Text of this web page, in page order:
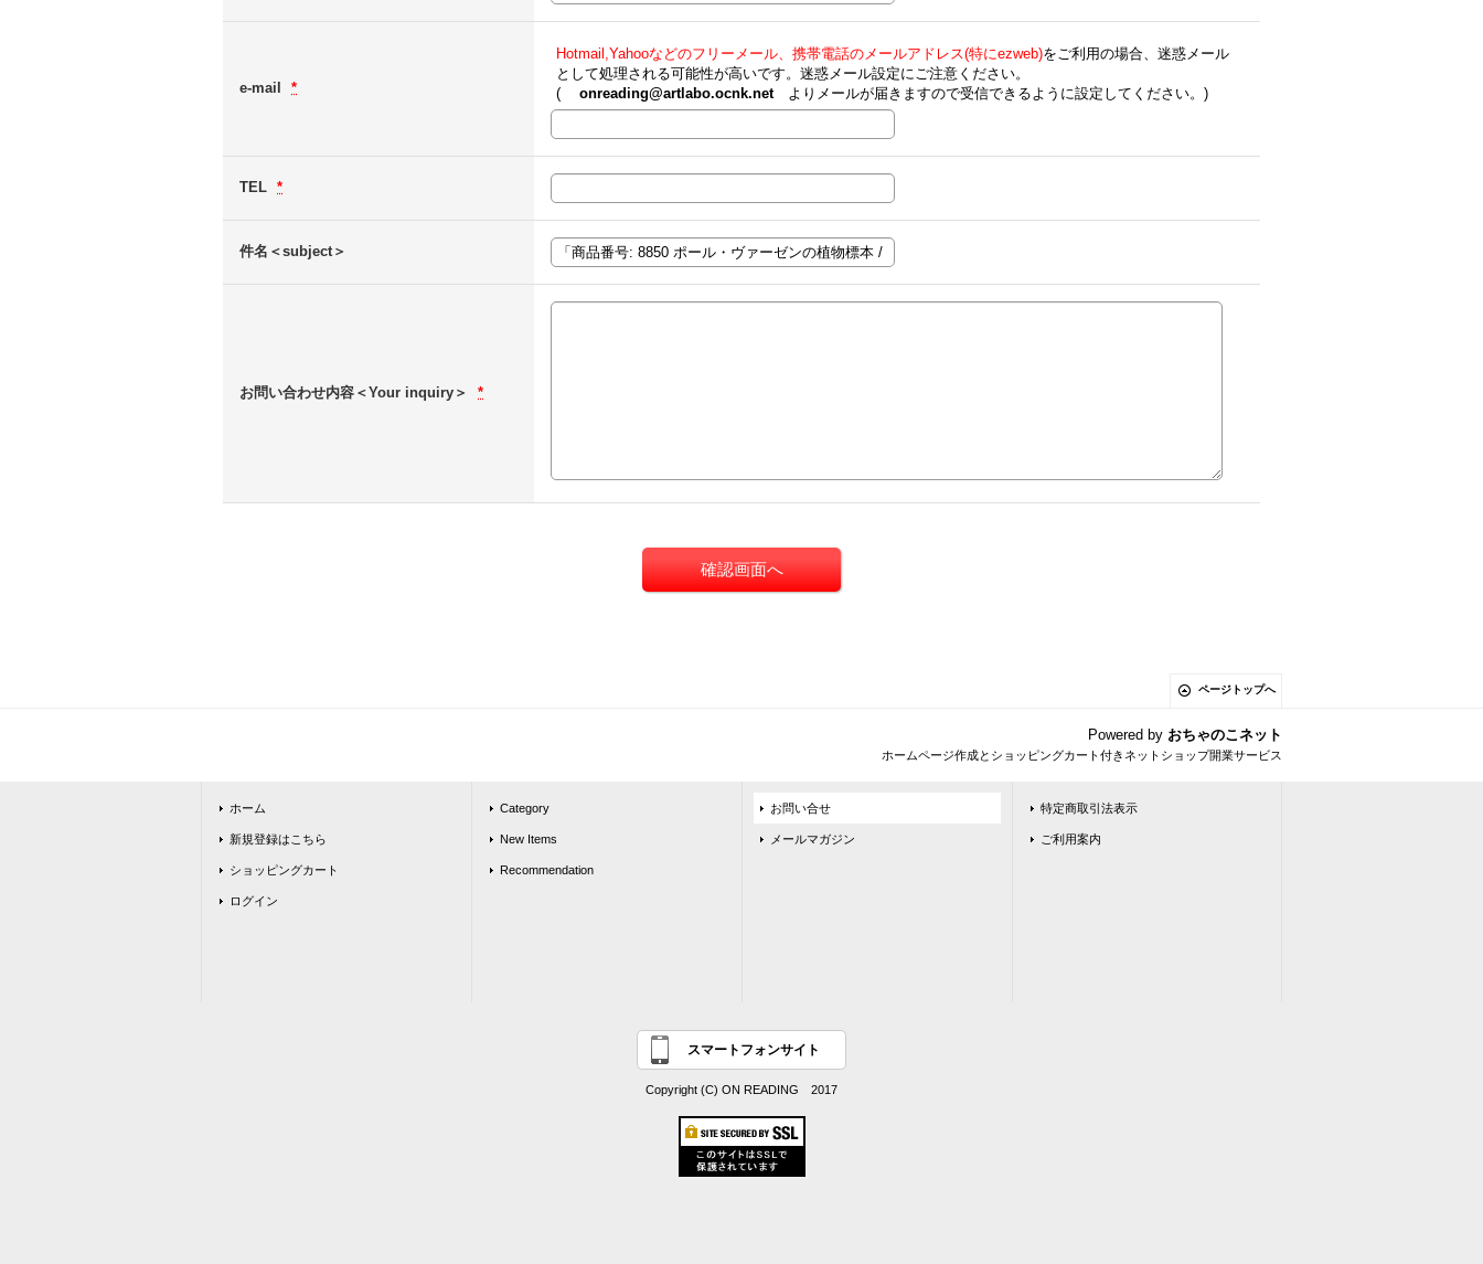
e-mail *
Hotmail,Yahooなどのフリーメール、携帯電話のメールアドレス(特にezweb)をご利用の場合、迷惑メール
として処理される可能性が高いです。迷惑メール設定にご注意ください。
( onreading@artlabo.ocnk.netよりメールが届きますので受信できるように設定してください。)
TEL *
件名＜subject＞
お問い合わせ内容＜Your inquiry＞ *
ページトップへ
Powered by おちゃのこネット
ホームページ作成とショッピングカート付きネットショップ開業サービス
ホーム
新規登録はこちら
ショッピングカート
ログイン
Category
New Items
Recommendation
お問い合せ
メールマガジン
特定商取引法表示
ご利用案内
スマートフォンサイト
Copyright (C) ON READING 2017